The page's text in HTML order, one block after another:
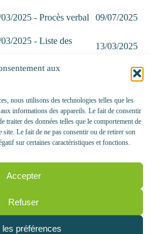
aux
nous utilisons des technologies telles que les
informations des appareils. Le fait de consentir
traiter des données telles que le comportement de
Le fait de ne pas consentir ou de retirer son
sur certaines caractéristiques et fonctions.
Accepter
Refuser
les préférences
2025 - Procès verbal 09/07/2025
2025 - Liste des
13/03/2025
2025 - Procès verbal 12/03/2025
2025 - Liste des
18/02/2025
2025 - Procès verbal 18/02/2025
30/01/2025
2024 - Liste des
25/11/2024